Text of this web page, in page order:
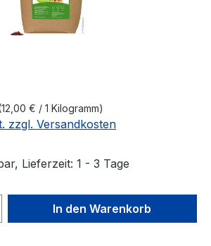
€ / 1 Kilogramm)
zzgl. Versandkosten
Lieferzeit: 1 - 3 Tage
Gib den
In den Warenkorb